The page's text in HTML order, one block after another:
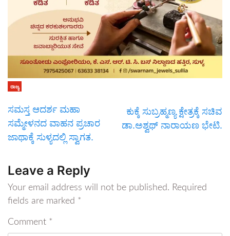
ರಾಜ್ಯ
ಸಮಸ್ತ ಆದರ್ಶ ಮಹಾ
ಸಮ್ಮೇಳನದ ವಾಹನ ಪ್ರಚಾರ
ಜಾಥಾಕ್ಕೆ ಸುಳ್ಯದಲ್ಲಿ ಸ್ವಾಗತ.
ಕುಕ್ಕೆ ಸುಬ್ರಹ್ಮಣ್ಯ ಕ್ಷೇತ್ರಕ್ಕೆ ಸಚಿವ
ಡಾ‌.ಅಶ್ವಥ್ ನಾರಾಯಣ ಭೇಟಿ.
Leave a Reply
Your email address will not be published. Required
fields are marked *
Comment *